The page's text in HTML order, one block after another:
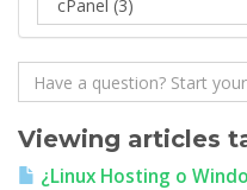
Viewing articles
¿Linux Hosting o